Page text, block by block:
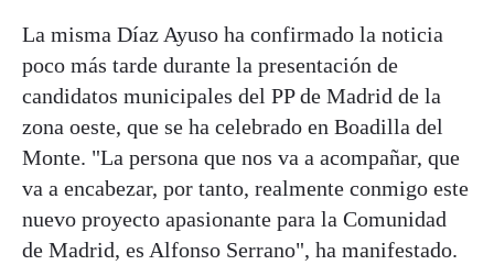
La misma Díaz Ayuso ha confirmado la noticia
poco más tarde durante la presentación de
candidatos municipales del PP de Madrid de la
zona oeste, que se ha celebrado en Boadilla del
Monte. "La persona que nos va a acompañar, que
va a encabezar, por tanto, realmente conmigo este
nuevo proyecto apasionante para la Comunidad
de Madrid, es Alfonso Serrano", ha manifestado.